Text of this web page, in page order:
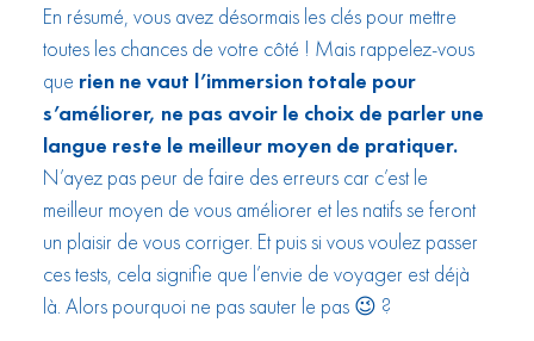
En résumé, vous avez désormais les clés pour mettre
toutes les chances de votre côté ! Mais rappelez-vous
que rien ne vaut l’immersion totale pour
s’améliorer, ne pas avoir le choix de parler une
langue reste le meilleur moyen de pratiquer.
N’ayez pas peur de faire des erreurs car c’est le
meilleur moyen de vous améliorer et les natifs se feront
un plaisir de vous corriger. Et puis si vous voulez passer
ces tests, cela signifie que l’envie de voyager est déjà
là. Alors pourquoi ne pas sauter le pas 😉 ?